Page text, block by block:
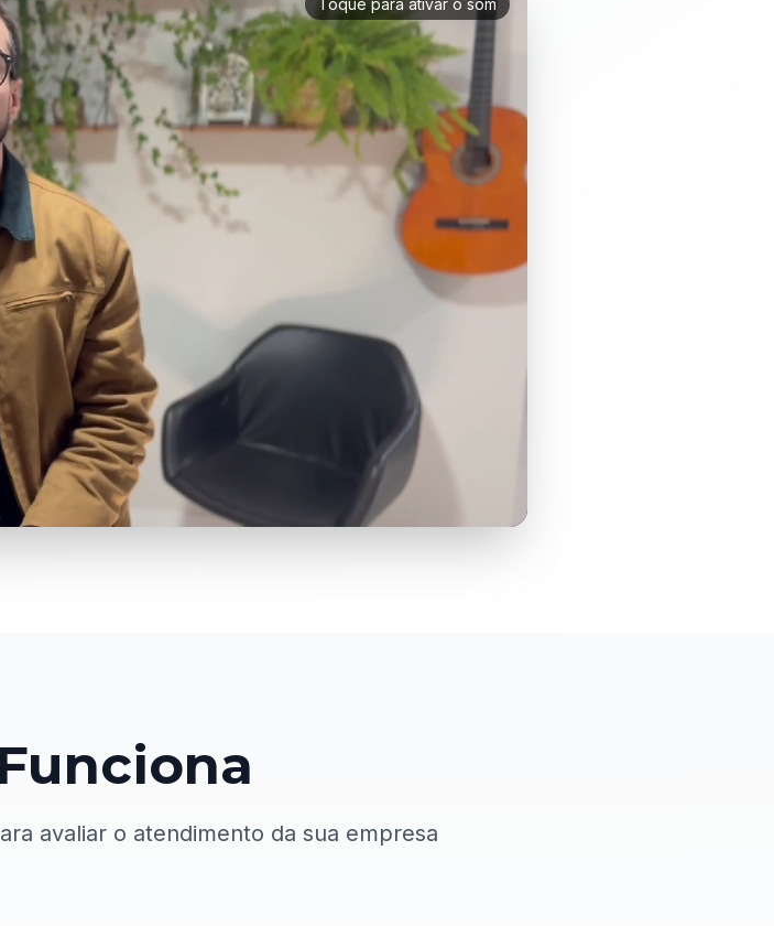
Toque para ativar o som
avaliar o atendimento da sua empresa